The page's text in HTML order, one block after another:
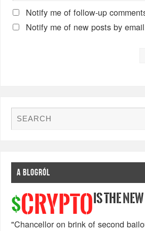
Notify me of follow-up
Notify me of new posts by
A BLOGRÓL
$CRYPTO IS THE
"Chancellor on brink of second